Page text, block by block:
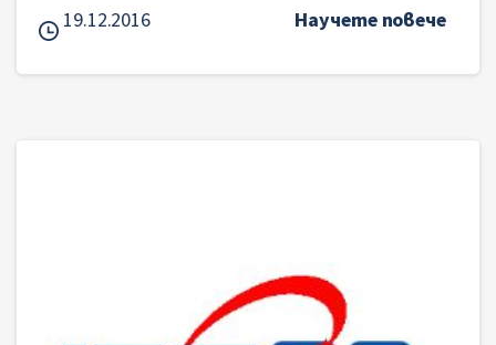
19.12.2016 Научете повече